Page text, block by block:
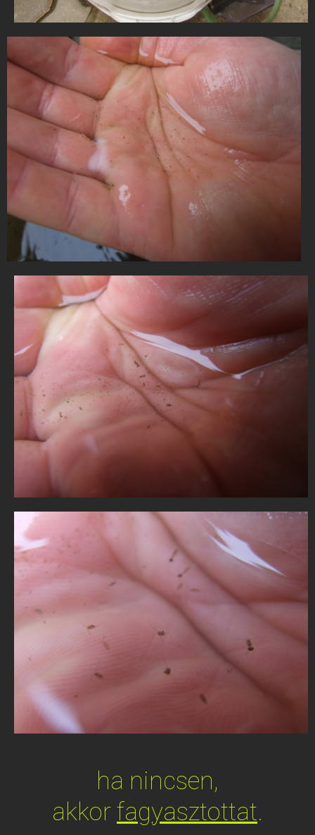
ha nincsen,
akkorfagyasztottat.